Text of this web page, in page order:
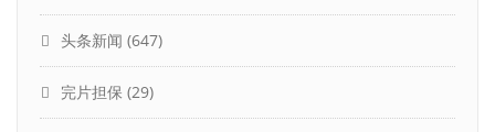
头条新闻 (647)
完片担保 (29)